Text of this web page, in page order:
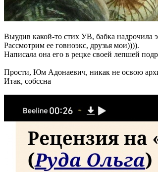
Выудив какой-то стих УВ, бабка надрочила
Рассмотрим ее говноэкс, друзья мои)))).
Написала она его в рецке своей лепшей
Прости, Юм Адонаевич, никак не освою
Итак, собссна